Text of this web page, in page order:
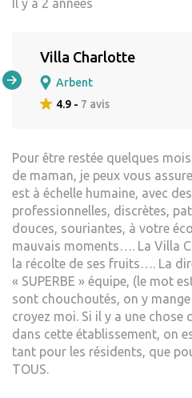
Il y a 2 années
Villa Charlotte
Arbent
4.9 - 7 avis
Pour être restée quelques
de maman, je peux vous
est à échelle humaine, avec
professionnelles, discrètes,
douces, souriantes, à votre
mauvais moments…. La Villa
la récolte de ses fruits…. La
« SUPERBE » équipe, (le mot
sont chouchoutés, on y
croyez moi. Si il y a une chose
dans cette établissement, on
tant pour les résidents, que
TOUS.